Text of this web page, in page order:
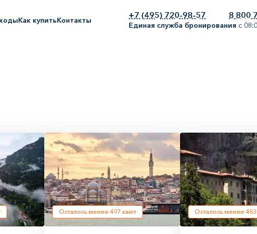
Как купитьКонтакты
+7 (495) 720-98-57 8 800
Единая служба бронирования с
Осталось менее 497 кают Осталось менее 483